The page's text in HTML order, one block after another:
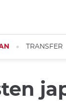
TRANSFER